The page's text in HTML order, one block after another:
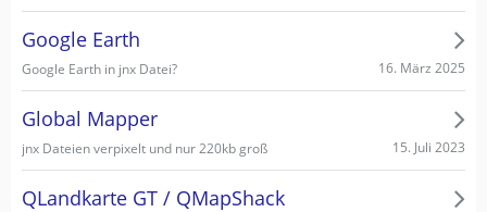
Google Earth
Google Earth in jnx Datei? 16. März 2025
Global Mapper
jnx Dateien verpixelt und nur 220kb groß 15. Juli 2023
QLandkarte GT / QMapShack